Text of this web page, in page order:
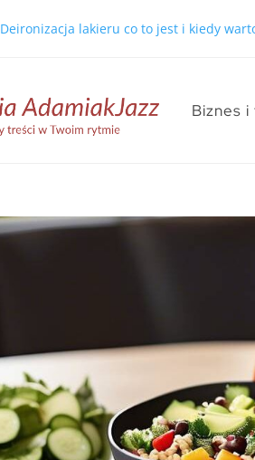
Deironizacja lakieru co to jest i kiedy
Biznes i